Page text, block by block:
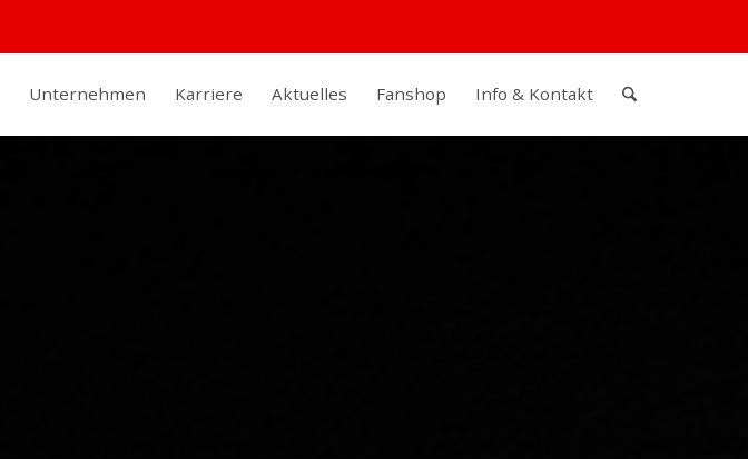
Unternehmen Karriere Aktuelles Fanshop Info & Kontakt